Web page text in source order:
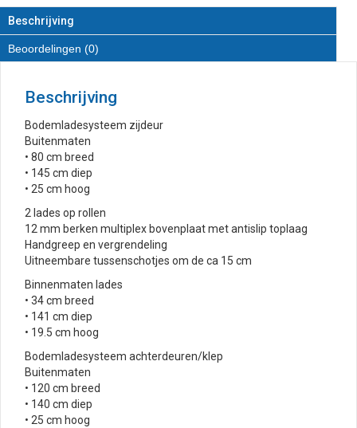
met
stelling
aantal
Beschrijving
Beoordelingen (0)
Beschrijving
Bodemladesysteem zijdeur
Buitenmaten
• 80 cm breed
• 145 cm diep
• 25 cm hoog
2 lades op rollen
12 mm berken multiplex bovenplaat met antislip toplaag
Handgreep en vergrendeling
Uitneembare tussenschotjes om de ca 15 cm
Binnenmaten lades
• 34 cm breed
• 141 cm diep
• 19.5 cm hoog
Bodemladesysteem achterdeuren/klep
Buitenmaten
• 120 cm breed
• 140 cm diep
• 25 cm hoog